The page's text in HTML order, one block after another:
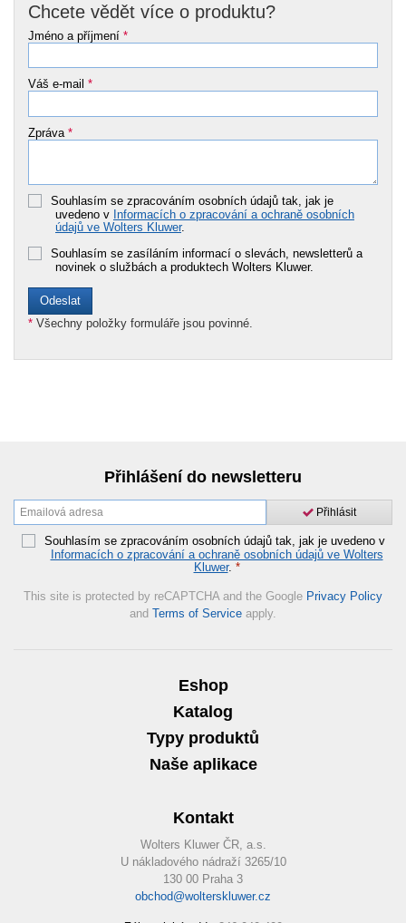
Chcete vědět více o produktu?
Jméno a příjmení *
Váš e-mail *
Zpráva *
Souhlasím se zpracováním osobních údajů tak, jak je
uvedeno v Informacích o zpracování a ochraně osobních
údajů ve Wolters Kluwer.
Souhlasím se zasíláním informací o slevách, newsletterů a
novinek o službách a produktech Wolters Kluwer.
* Všechny položky formuláře jsou povinné.
Přihlášení do newsletteru
Přihlásit
Souhlasím se zpracováním osobních údajů tak, jak je uvedeno v
Informacích o zpracování a ochraně osobních údajů ve Wolters
Kluwer. *
This site is protected by reCAPTCHA and the Google Privacy Policy
and Terms of Service apply.
Eshop
Katalog
Typy produktů
Naše aplikace
Kontakt
Wolters Kluwer ČR, a.s.
U nákladového nádraží 3265/10
130 00 Praha 3
obchod@wolterskluwer.cz